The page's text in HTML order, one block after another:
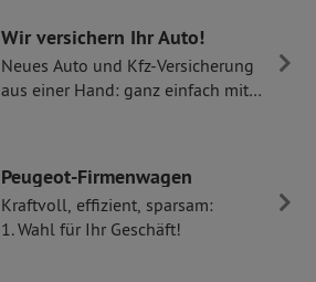
Wir versichern Ihr Auto!
Neues Auto und Kfz-Versicherung
aus einer Hand: ganz einfach mit
Peugeot-Firmenwagen
Kraftvoll, effizient, sparsam:
1. Wahl für Ihr Geschäft!